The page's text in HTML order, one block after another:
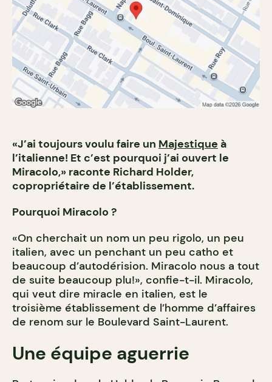
«J’ai toujours voulu faire un Majestique à
l’italienne! Et c’est pourquoi j’ai ouvert le
Miracolo,» raconte Richard Holder,
copropriétaire de l’établissement.
Pourquoi Miracolo ?
«On cherchait un nom un peu rigolo, un peu
italien, avec un penchant un peu catho et
beaucoup d’autodérision. Miracolo nous a tout
de suite beaucoup plu!», confie-t-il. Miracolo,
qui veut dire miracle en italien, est le
troisième établissement de l’homme d’affaires
de renom sur le Boulevard Saint-Laurent.
Une équipe aguerrie